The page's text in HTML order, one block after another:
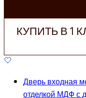
КУПИТЬ В 1
Дверь входная
отделкой МДФ с